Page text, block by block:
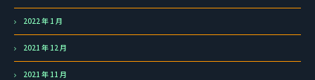
2022 年 1 月
2021 年 12 月
2021 年 11 月